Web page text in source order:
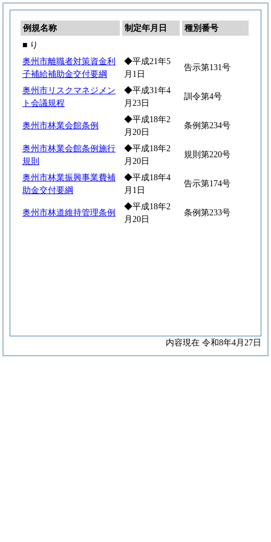
例規名称 制定年月日
種別番号
■ り
奥州市離職者対策資金利
子補給補助金交付要綱
◆平成21年5
月1日
告示第131号
奥州市リスクマネジメン
ト会議規程
◆平成31年4
月23日
訓令第4号
奥州市林業会館条例
◆平成18年2
月20日
条例第234号
奥州市林業会館条例施行
規則
◆平成18年2
月20日
規則第220号
奥州市林業振興事業費補
助金交付要綱
◆平成18年4
月1日
告示第174号
奥州市林道維持管理条例
◆平成18年2
月20日
条例第233号
内容現在 令和8年4月27日